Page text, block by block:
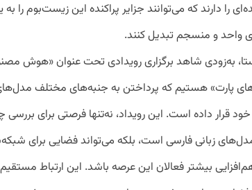
را دارند که می‌توانند جزایر پراکنده این زیست‌بوم را به
واحد و منسجم تبدیل کنند.
به‌زودی شاهد برگزاری رویدادی تحت عنوان «هوش
پارت» هستیم که پرداختن به جنبه‌های مختلف مدل‌های
قرار داده است. این رویداد، نه‌تنها فرصتی برای
زبانی فارسی است، بلکه می‌تواند فضایی برای
بیشتر فعالان این عرصه باشد. این ارتباط